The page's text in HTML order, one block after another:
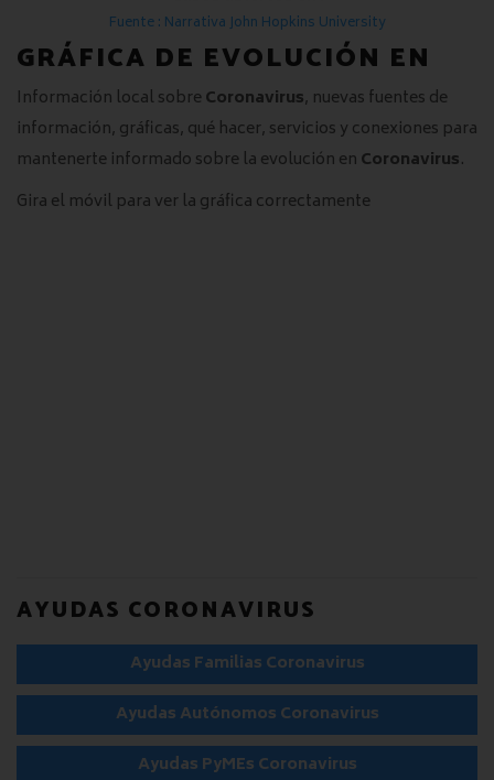
Fuente : Narrativa John Hopkins University
GRÁFICA DE EVOLUCIÓN EN
Información local sobre Coronavirus, nuevas fuentes de
información, gráficas, qué hacer, servicios y conexiones para
mantenerte informado sobre la evolución en Coronavirus.
Gira el móvil para ver la gráfica correctamente
AYUDAS CORONAVIRUS
Ayudas Familias Coronavirus
Ayudas Autónomos Coronavirus
Ayudas PyMEs Coronavirus